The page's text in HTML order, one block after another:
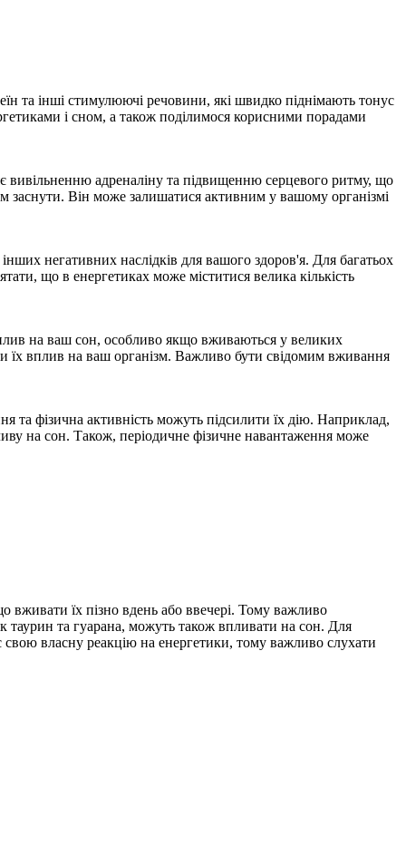
та інші стимулюючі речовини, які швидко піднімають тонус
і сном, а також поділимося корисними порадами
вивільненню адреналіну та підвищенню серцевого ритму, що
заснути. Він може залишатися активним у вашому організмі
негативних наслідків для вашого здоров'я. Для багатьох
що в енергетиках може міститися велика кількість
на ваш сон, особливо якщо вживаються у великих
їх вплив на ваш організм. Важливо бути свідомим вживання
та фізична активність можуть підсилити їх дію. Наприклад,
на сон. Також, періодичне фізичне навантаження може
вживати їх пізно вдень або ввечері. Тому важливо
таурин та гуарана, можуть також впливати на сон. Для
свою власну реакцію на енергетики, тому важливо слухати